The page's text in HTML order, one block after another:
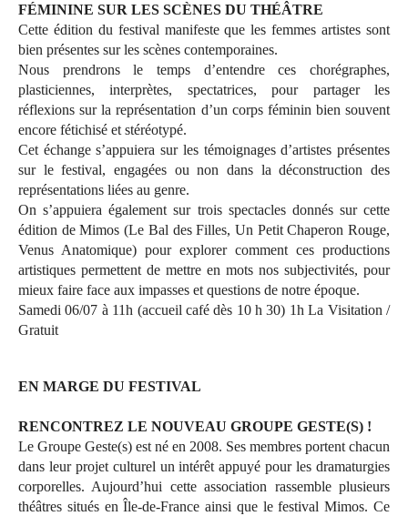
FÉMININE SUR LES SCÈNES DU THÉÂTRE
Cette édition du festival manifeste que les femmes artistes sont
bien présentes sur les scènes contemporaines.
Nous prendrons le temps d’entendre ces chorégraphes,
plasticiennes, interprètes, spectatrices, pour partager les
réflexions sur la représentation d’un corps féminin bien souvent
encore fétichisé et stéréotypé.
Cet échange s’appuiera sur les témoignages d’artistes présentes
sur le festival, engagées ou non dans la déconstruction des
représentations liées au genre.
On s’appuiera également sur trois spectacles donnés sur cette
édition de Mimos (Le Bal des Filles, Un Petit Chaperon Rouge,
Venus Anatomique) pour explorer comment ces productions
artistiques permettent de mettre en mots nos subjectivités, pour
mieux faire face aux impasses et questions de notre époque.
Samedi 06/07 à 11h (accueil café dès 10 h 30) 1h La Visitation /
Gratuit
EN MARGE DU FESTIVAL
RENCONTREZ LE NOUVEAU GROUPE GESTE(S) !
Le Groupe Geste(s) est né en 2008. Ses membres portent chacun
dans leur projet culturel un intérêt appuyé pour les dramaturgies
corporelles. Aujourd’hui cette association rassemble plusieurs
théâtres situés en Île-de-France ainsi que le festival Mimos. Ce